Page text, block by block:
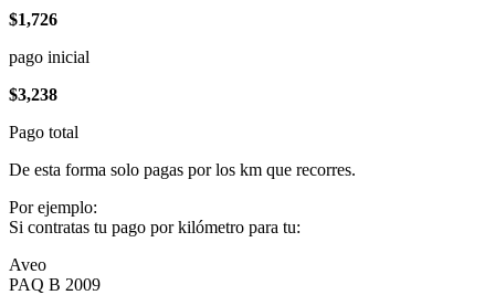
$1,726
pago inicial
$3,238
Pago total
De esta forma solo pagas por los km que recorres.
Por ejemplo:
Si contratas tu pago por kilómetro para tu:
Aveo
PAQ B 2009